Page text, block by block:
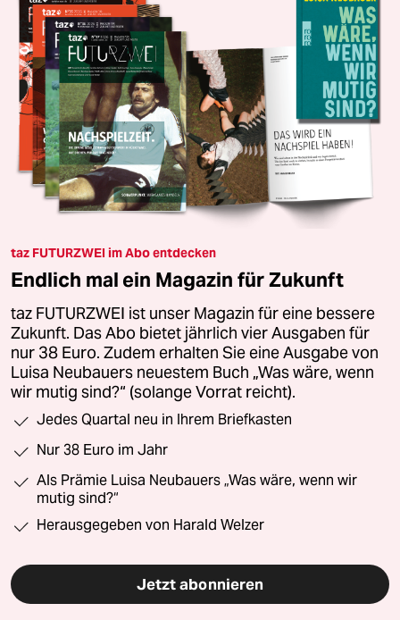
taz FUTURZWEI im Abo entdecken
Endlich mal ein Magazin für Zukunft
taz FUTURZWEI ist unser Magazin für eine bessere
Zukunft. Das Abo bietet jährlich vier Ausgaben für
nur 38 Euro. Zudem erhalten Sie eine Ausgabe von
Luisa Neubauers neuestem Buch „Was wäre, wenn
wir mutig sind?“ (solange Vorrat reicht).
Jedes Quartal neu in Ihrem Briefkasten
Nur 38 Euro im Jahr
Als Prämie Luisa Neubauers „Was wäre, wenn wir
mutig sind?“
Herausgegeben von Harald Welzer
Jetzt abonnieren